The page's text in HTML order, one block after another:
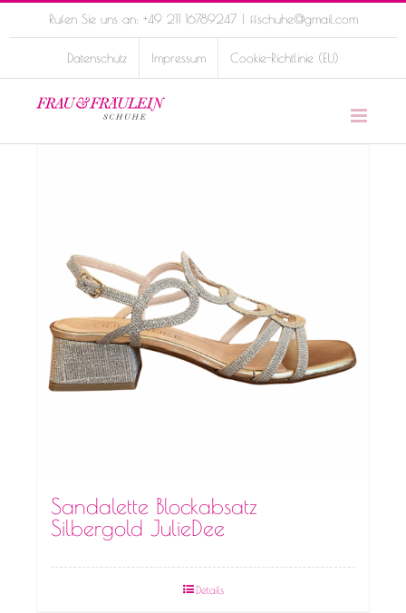
to
Rufen Sie uns an: +49 211 16789247 | ffschuhe@gmail.com
Datenschutz Impressum Cookie-Richtlinie (EU)
Sandalette Blockabsatz
Silbergold JulieDee
Details